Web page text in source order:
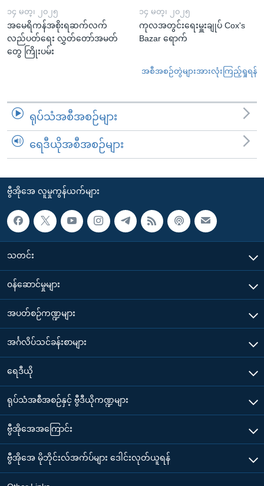
၁၄ မတ္၊ ၂၀၂၅
အမေရိကန်အစိုးရဆက်လက်
လည်ပတ်ရေး လွှတ်တော်အမတ်
တွေ ကြိုးပမ်း
၁၄ မတ္၊ ၂၀၂၅
ကုလအတွင်းရေးမှူးချုပ် Cox's
Bazar ရောက်
အစီအစဉ်တွဲများအားလုံးကြည့်ရှုရန်
ရုပ်သံအစီအစဉ်များ
ရေဒီယိုအစီအစဉ်များ
ဗွီအိုအေ လူမှုကွန်ယက်များ
သတင်း
၀န်ဆောင်မှုများ
အပတ်စဉ်ကဏ္ဍများ
အင်္ဂလိပ်သင်ခန်းစာများ
ရေဒီယို
ရုပ်သံအစီအစဉ်နှင့် ဗွီဒီယိုကဏ္ဍများ
ဗွီအိုအေအကြောင်း
ဗွီအိုအေ မိုဘိုင်းလ်အက်ပ်များ ဒေါင်းလုတ်ယူရန်